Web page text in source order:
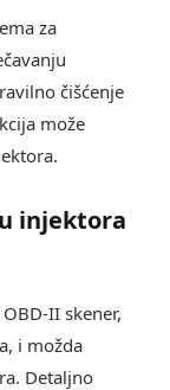
za
čišćenje
može
injektora
II skener,
i možda
Detaljno